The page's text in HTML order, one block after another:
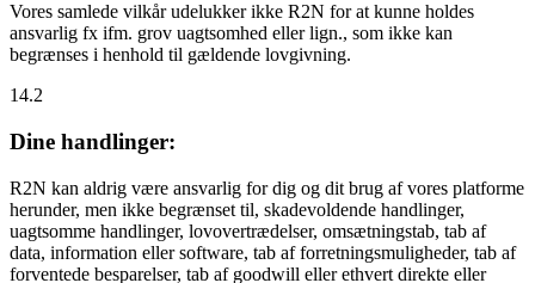
Vores samlede vilkår udelukker ikke R2N for at kunne holdes
ansvarlig fx ifm. grov uagtsomhed eller lign., som ikke kan
begrænses i henhold til gældende lovgivning.
14.2
Dine handlinger:
R2N kan aldrig være ansvarlig for dig og dit brug af vores platforme
herunder, men ikke begrænset til, skadevoldende handlinger,
uagtsomme handlinger, lovovertrædelser, omsætningstab, tab af
data, information eller software, tab af forretningsmuligheder, tab af
forventede besparelser, tab af goodwill eller ethvert direkte eller